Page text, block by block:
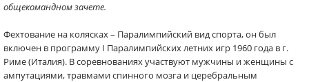
общекомандном зачете.
Фехтование на колясках – Паралимпийский вид спорта, он был
включен в программу I Паралимпийских летних игр 1960 года в г.
Риме (Италия). В соревнованиях участвуют мужчины и женщины с
ампутациями, травмами спинного мозга и церебральным